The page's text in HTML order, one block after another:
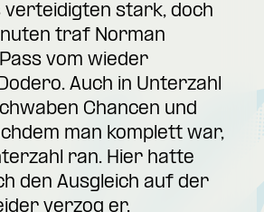
verteidigten stark, doch
traf Norman
vom wieder
Auch in Unterzahl
Chancen und
man komplett war,
ran. Hier hatte
den Ausgleich auf der
verzog er.